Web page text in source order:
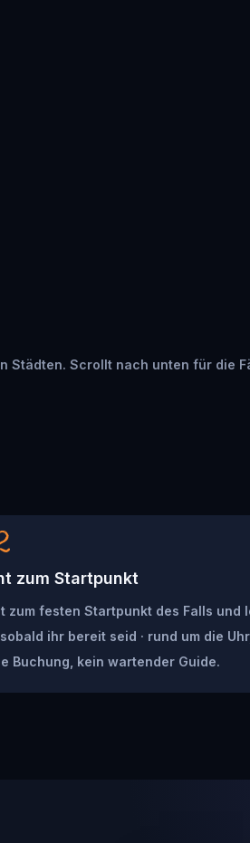
Städten. Scrollt nach unten für die
zum Startpunkt
zum festen Startpunkt des Falls und
ihr bereit seid · rund um die Uhr,
Buchung, kein wartender Guide.